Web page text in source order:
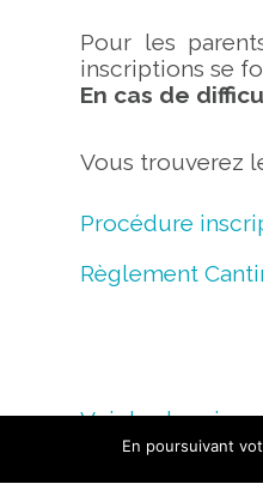
Pour les
inscriptions se
En cas de
Vous trouverez
Procédure
Règlement
Voir les horaires
En poursuivant